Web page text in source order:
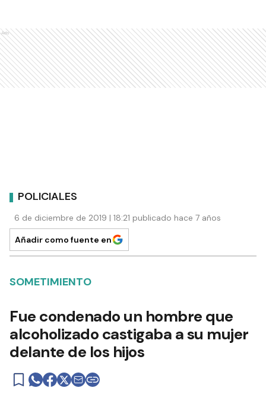
Ads
POLICIALES
6 de diciembre de 2019 | 18:21 publicado hace 7 años
Añadir como fuente en
SOMETIMIENTO
Fue condenado un hombre que
alcoholizado castigaba a su mujer
delante de los hijos